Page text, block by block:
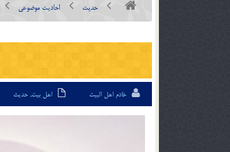
حدیث احادیث موضوعی
خادم اهل البیت اهل بیت, حدیث